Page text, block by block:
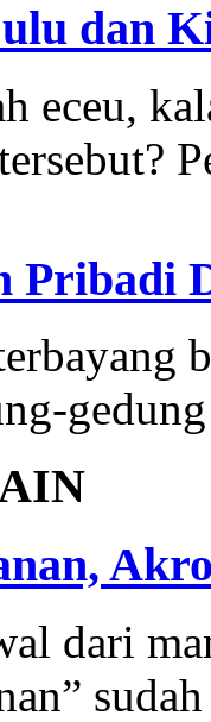
dan
eceu,
Pribadi
dari